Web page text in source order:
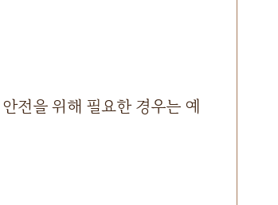
전을 위해 필요한 경우는 예